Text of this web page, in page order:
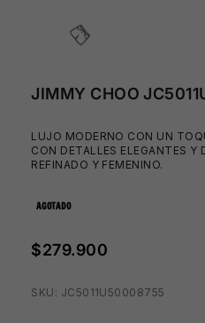
JIMMY CHOO
LUJO MODERNO CON UN
CON DETALLES ELEGANTES Y
REFINADO Y FEMENINO.
AGOTADO
$279.900
SKU: JC5011U50008755